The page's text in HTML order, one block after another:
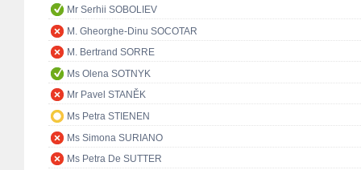
Mr Serhii SOBOLIEV
M. Gheorghe-Dinu SOCOTAR
M. Bertrand SORRE
Ms Olena SOTNYK
Mr Pavel STANĚK
Ms Petra STIENEN
Ms Simona SURIANO
Ms Petra De SUTTER